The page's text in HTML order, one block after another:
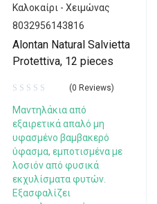
Καλοκαίρι - Χειμώνας
8032956143816
Alontan Natural Salvietta
Protettiva, 12 pieces
(0 Reviews)
Μαντηλάκια από
εξαιρετικά απαλό μη
υφασμένο βαμβακερό
ύφασμα, εμποτισμένα με
λοσιόν από φυσικά
εκχυλίσματα φυτών.
Εξασφαλίζει